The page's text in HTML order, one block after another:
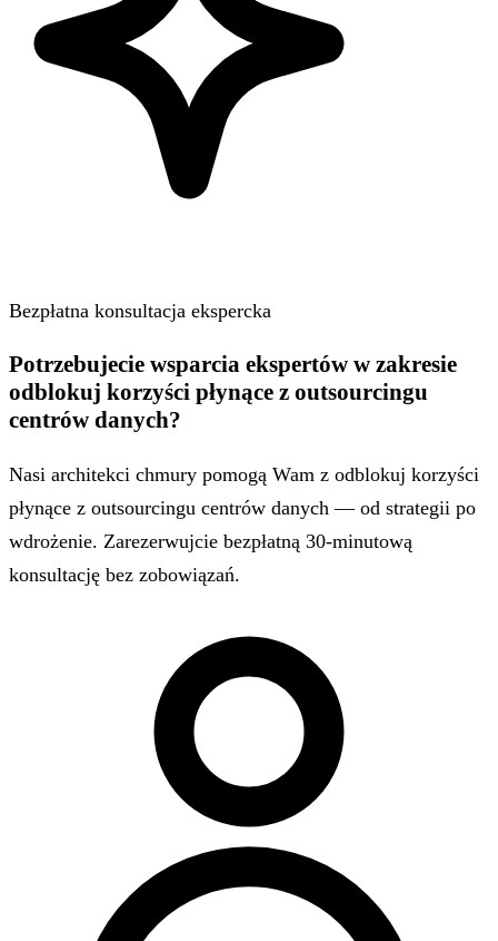
Bezpłatna konsultacja ekspercka
Potrzebujecie wsparcia ekspertów w zakresie
odblokuj korzyści płynące z outsourcingu
centrów danych?
Nasi architekci chmury pomogą Wam z odblokuj korzyści
płynące z outsourcingu centrów danych — od strategii po
wdrożenie. Zarezerwujcie bezpłatną 30-minutową
konsultację bez zobowiązań.